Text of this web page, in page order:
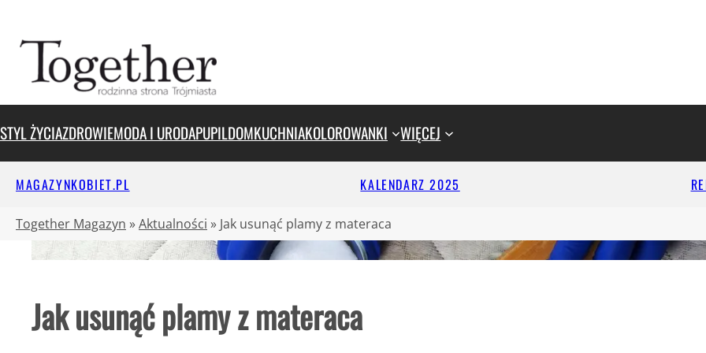
treści
STYL ŻYCIAZDROWIEMODA I URODAPUPILDOMKUCHNIAKOLOROWANKI WIĘCEJ
MAGAZYNKOBIET.PL KALENDARZ 2025
Together Magazyn »Aktualności » Jak usunąć plamy z materaca
Jak usunąć plamy z materaca